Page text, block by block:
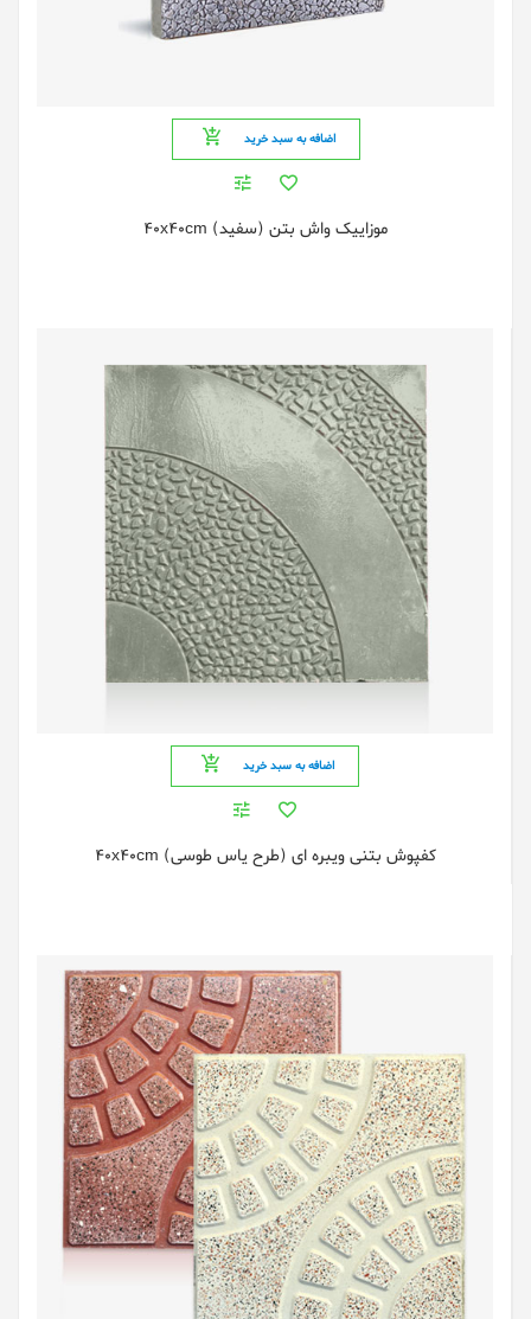
اضافه به سبد خرید
موزایيک واش بتن (سفید) 40x40cm
اضافه به سبد خرید
کفپوش بتنی ویبره ای (طرح یاس طوسی) 40x40cm